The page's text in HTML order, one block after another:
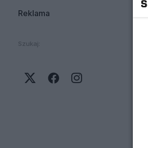
Reklama
Szukaj: